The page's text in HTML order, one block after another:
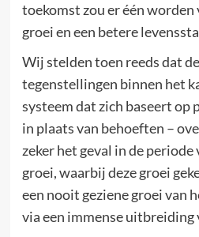
toekomst zou er één worden
groei en een betere
Wij stelden toen reeds dat
tegenstellingen binnen het
systeem dat zich baseert
in plaats van behoeften –
zeker het geval in de periode
groei, waarbij deze groei
een nooit geziene groei van
via een immense uitbreiding